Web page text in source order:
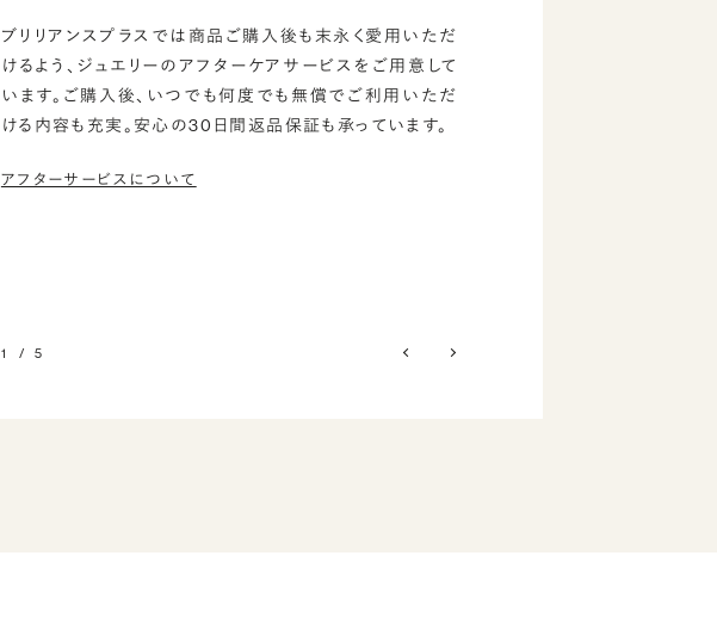
ブリリアンスプラスでは商品ご購入後も末永く愛用いただ
けるよう、ジュエリーのアフターケアサービスをご用意して
います。ご購入後、いつでも何度でも無償でご利用いただ
ける内容も充実。安心の30日間返品保証も承っています。
アフターサービスについて
1 / 5